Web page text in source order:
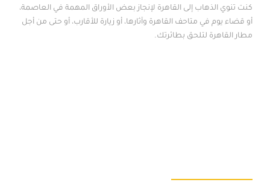
كنت تنوي الذهاب إلى القاهرة لإنجاز بعض الأوراق المهمة في العاصمة،
أو قضاء يوم في متاحف القاهرة وآثارها، أو زيارة للأقارب، أو حتى من أجل
مطار القاهرة لتلحق بطائرتك.